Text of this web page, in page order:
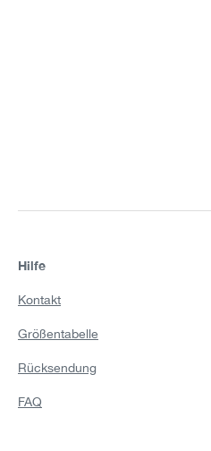
Hilfe
Kontakt
Größentabelle
Rücksendung
FAQ